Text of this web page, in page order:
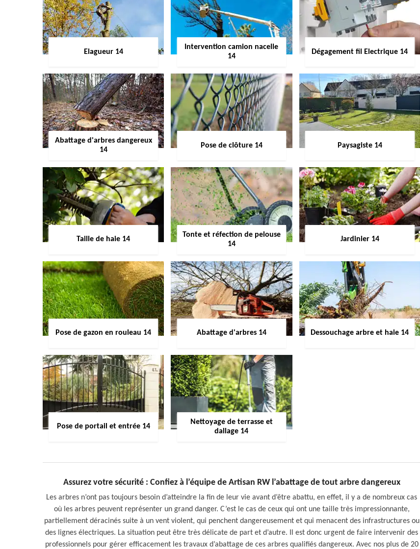
Elagueur 14
Intervention camion nacelle
14
Dégagement fil Electrique 14
Abattage d'arbres dangereux
14
Pose de clôture 14 Paysagiste 14
Taille de haie 14
Tonte et réfection de pelouse
14
Jardinier 14
Pose de gazon en rouleau 14 Abattage d'arbres 14 Dessouchage arbre et haie 14
Pose de portail et entrée 14
Nettoyage de terrasse et
dallage 14
Assurez votre sécurité : Confiez à l’équipe de Artisan RW l’abattage de tout arbre dangereux
Les arbres n’ont pas toujours besoin d’atteindre la fin de leur vie avant d’être abattu, en effet, il y a de nombreux cas
où les arbres peuvent représenter un grand danger. C’est le cas de ceux qui ont une taille très impressionnante,
partiellement déracinés suite à un vent violent, qui penchent dangereusement et qui menacent des infrastructures ou
des lignes électriques. La situation peut être très délicate de part et d’autre. Il est donc urgent de faire intervenir des
professionnels pour gérer efficacement les travaux d’abattage de ces arbres qualifiés dangereux. Avec nos plus de 20